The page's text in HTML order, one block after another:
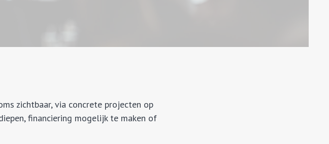
zichtbaar, via concrete projecten op
financiering mogelijk te maken of